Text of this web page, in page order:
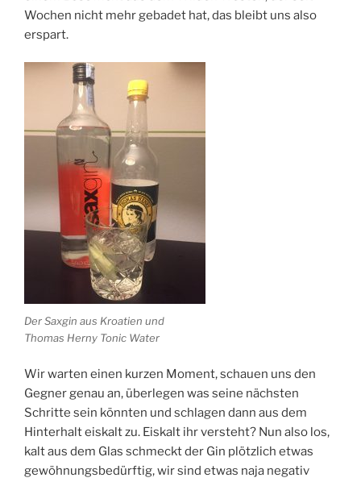
Wochen nicht mehr gebadet hat, das bleibt uns also
erspart.
Der Saxgin aus Kroatien und
Thomas Herny Tonic Water
Wir warten einen kurzen Moment, schauen uns den
Gegner genau an, überlegen was seine nächsten
Schritte sein könnten und schlagen dann aus dem
Hinterhalt eiskalt zu. Eiskalt ihr versteht? Nun also los,
kalt aus dem Glas schmeckt der Gin plötzlich etwas
gewöhnungsbedürftig, wir sind etwas naja negativ